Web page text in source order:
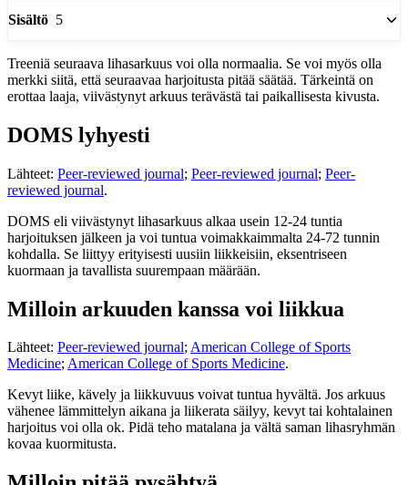
Sisältö 5
Treeniä seuraava lihasarkuus voi olla normaalia. Se voi myös olla
merkki siitä, että seuraavaa harjoitusta pitää säätää. Tärkeintä on
erottaa laaja, viivästynyt arkuus terävästä tai paikallisesta kivusta.
DOMS lyhyesti
Lähteet: Peer-reviewed journal; Peer-reviewed journal; Peer-
reviewed journal.
DOMS eli viivästynyt lihasarkuus alkaa usein 12-24 tuntia
harjoituksen jälkeen ja voi tuntua voimakkaimmalta 24-72 tunnin
kohdalla. Se liittyy erityisesti uusiin liikkeisiin, eksentriseen
kuormaan ja tavallista suurempaan määrään.
Milloin arkuuden kanssa voi liikkua
Lähteet: Peer-reviewed journal;American College of Sports
Medicine;American College of Sports Medicine.
Kevyt liike, kävely ja liikkuvuus voivat tuntua hyvältä. Jos arkuus
vähenee lämmittelyn aikana ja liikerata säilyy, kevyt tai kohtalainen
harjoitus voi olla ok. Pidä teho matalana ja vältä saman lihasryhmän
kovaa kuormitusta.